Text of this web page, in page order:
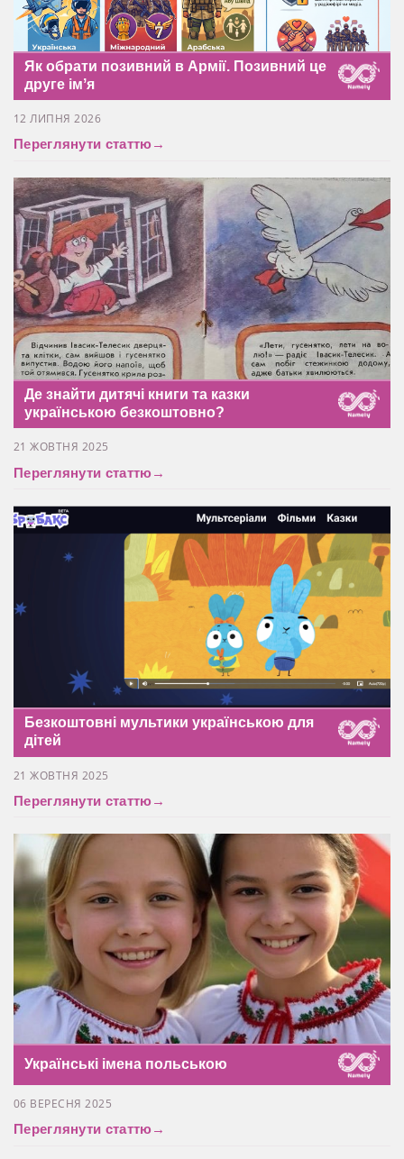
Як обрати позивний в Армії. Позивний це
друге імʼя
12 ЛИПНЯ 2026
Переглянути статтю→
Де знайти дитячі книги та казки
українською безкоштовно?
21 ЖОВТНЯ 2025
Переглянути статтю→
Безкоштовні мультики українською для
дітей
21 ЖОВТНЯ 2025
Переглянути статтю→
Українські імена польською
06 ВЕРЕСНЯ 2025
Переглянути статтю→